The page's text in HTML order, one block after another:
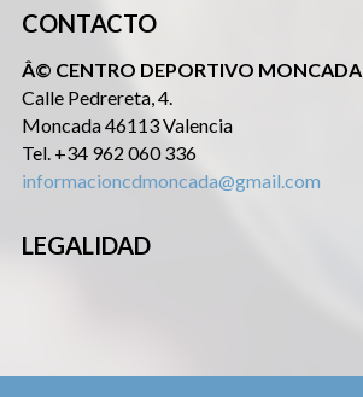
CONTACTO
Â© CENTRO DEPORTIVO MONCADA
Calle Pedrereta, 4.
Moncada 46113 Valencia
Tel. +34 962 060 336
informacioncdmoncada@gmail.com
LEGALIDAD